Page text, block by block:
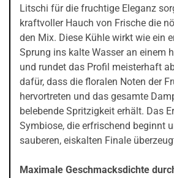
Litschi für die fruchtige Eleganz
kraftvoller Hauch von Frische die
den Mix. Diese Kühle wirkt wie ein
Sprung ins kalte Wasser an einem
und rundet das Profil meisterhaft
dafür, dass die floralen Noten der
hervortreten und das gesamte
belebende Spritzigkeit erhält. Das
Symbiose, die erfrischend beginnt
sauberen, eiskalten Finale
Maximale Geschmacksdichte